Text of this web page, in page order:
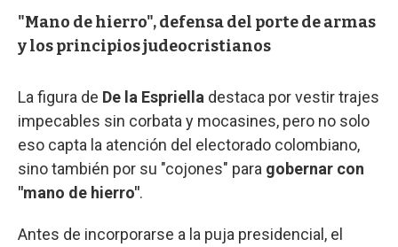
"Mano de hierro", defensa del porte de armas
y los principios judeocristianos
La figura de De la Espriella destaca por vestir trajes
impecables sin corbata y mocasines, pero no solo
eso capta la atención del electorado colombiano,
sino también por su "cojones" para gobernar con
"mano de hierro".
Antes de incorporarse a la puja presidencial, el